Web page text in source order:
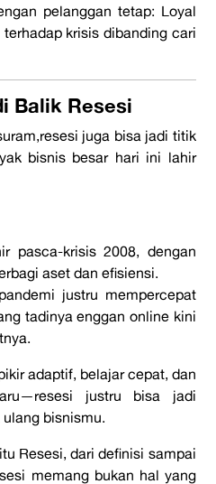
pelanggan tetap: Loyal
krisis dibanding cari
Balik Resesi
resesi juga bisa jadi titik
bisnis besar hari ini lahir
pasca-krisis 2008, dengan
aset dan efisiensi.
justru mempercepat
tadinya enggan online kini
adaptif, belajar cepat, dan
justru bisa jadi
bisnismu.
Resesi, dari definisi sampai
memang bukan hal yang